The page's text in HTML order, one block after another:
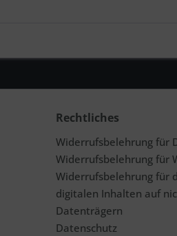
Rechtliches
Widerrufsbelehrung für
Widerrufsbelehrung für
Widerrufsbelehrung für
digitalen Inhalten auf
Datenträgern
Datenschutz